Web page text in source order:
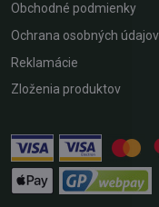
Obchodné podmienky
Ochrana osobných údajov
Reklamácie
Zloženia produktov